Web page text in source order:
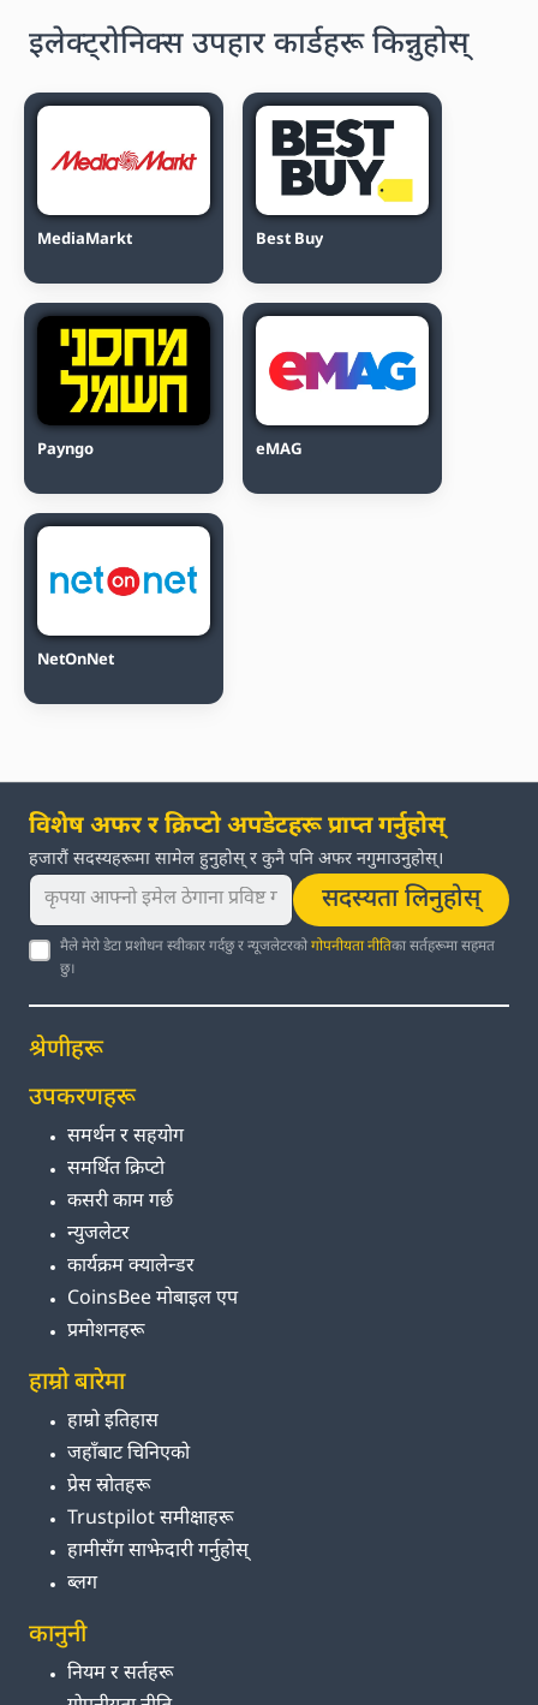
इलेक्ट्रोनिक्स उपहार कार्डहरू किन्नुहोस्
MediaMarkt Best Buy
Payngo eMAG
NetOnNet
विशेष अफर र क्रिप्टो अपडेटहरू प्राप्त गर्नुहोस्
हजारौं सदस्यहरूमा सामेल हुनुहोस् र कुनै पनि अफर नगुमाउनुहोस्।
सदस्यता लिनुहोस्
मैले मेरो डेटा प्रशोधन स्वीकार गर्दछु र न्यूजलेटरकोगोपनीयता नीतिका सर्तहरूमा सहमत
छु।
श्रेणीहरू
उपकरणहरू
समर्थन र सहयोग
समर्थित क्रिप्टो
कसरी काम गर्छ
न्युजलेटर
कार्यक्रम क्यालेन्डर
CoinsBee मोबाइल एप
प्रमोशनहरू
हाम्रो बारेमा
हाम्रो इतिहास
जहाँबाट चिनिएको
प्रेस स्रोतहरू
Trustpilot समीक्षाहरू
हामीसँग साझेदारी गर्नुहोस्
ब्लग
कानुनी
नियम र सर्तहरू